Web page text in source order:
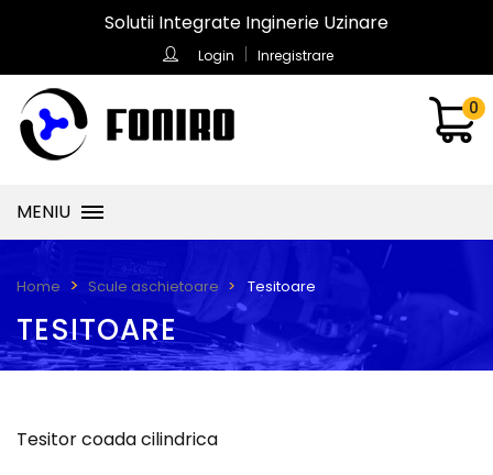
Solutii Integrate Inginerie Uzinare
Login Inregistrare
0
MENIU
Home Scule aschietoare Tesitoare
TESITOARE
Tesitor coada cilindrica